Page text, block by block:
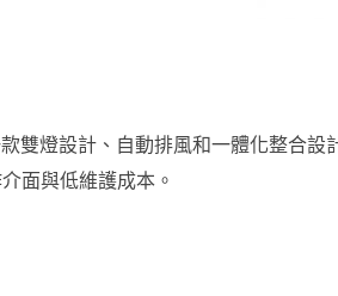
雙燈設計、自動排風和一體化整合
面與低維護成本。